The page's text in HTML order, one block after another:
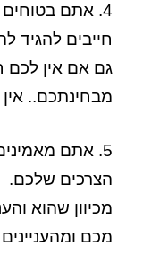
4. אתם
חייבים להגיד
גם אם אין לכם
מבחינתכם..
5. אתם
הצרכים שלכם.
מכיוון שהוא
מכם